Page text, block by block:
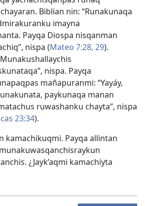
Biblian nin: “Runakunaqa
imayna
Payqa Diospa nisqanman
nispa (Mateo 7:28, 29).
nispa. Payqa
mañapuranmi: “Yayáy,
paykunaqa manan
ruwashanku chayta”, nispa
23:34).
kamachikuqmi. Payqa allintan
¿Jayk’aqmi kamachiyta